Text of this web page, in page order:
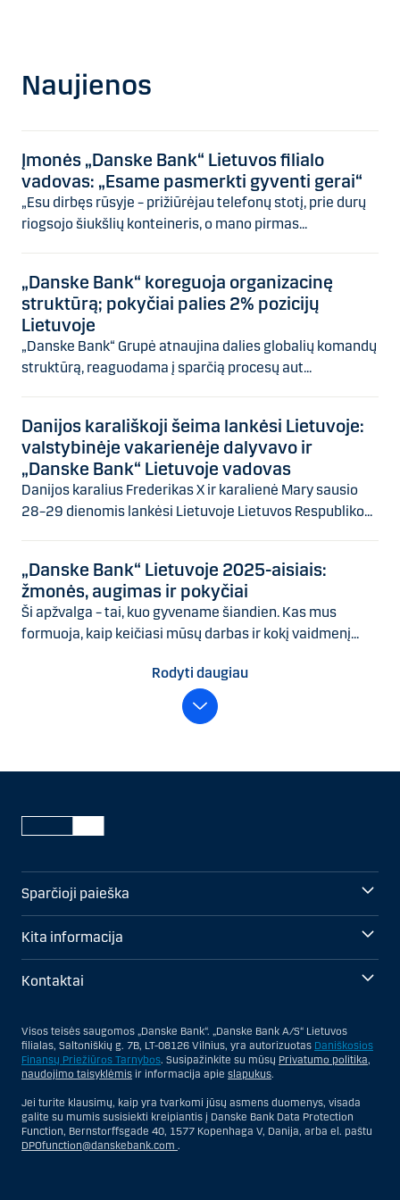
Naujienos
Įmonės „Danske Bank“ Lietuvos filialo
vadovas: „Esame pasmerkti gyventi gerai“
„Esu dirbęs rūsyje – prižiūrėjau telefonų stotį, prie durų
riogsojo šiukšlių konteineris, o mano pirmas...
„Danske Bank“ koreguoja organizacinę
struktūrą; pokyčiai palies 2% pozicijų
Lietuvoje
„Danske Bank“ Grupė atnaujina dalies globalių komandų
struktūrą, reaguodama į sparčią procesų aut...
Danijos karališkoji šeima lankėsi Lietuvoje:
valstybinėje vakarienėje dalyvavo ir
„Danske Bank“ Lietuvoje vadovas
Danijos karalius Frederikas X ir karalienė Mary sausio
28–29 dienomis lankėsi Lietuvoje Lietuvos Respubliko...
„Danske Bank“ Lietuvoje 2025-aisiais:
žmonės, augimas ir pokyčiai
Ši apžvalga – tai, kuo gyvename šiandien. Kas mus
formuoja, kaip keičiasi mūsų darbas ir kokį vaidmenį...
Rodyti daugiau
Sparčioji paieška
Kita informacija
Kontaktai
Visos teisės saugomos „Danske Bank“. „Danske Bank A/S“ Lietuvos
filialas, Saltoniškių g. 7B, LT-08126 Vilnius, yra autorizuotas Daniškosios
Finansų Priežiūros Tarnybos. Susipažinkite su mūsų Privatumo politika,
naudojimo taisyklėmis ir informacija apie slapukus.
Jei turite klausimų, kaip yra tvarkomi jūsų asmens duomenys, visada
galite su mumis susisiekti kreipiantis į Danske Bank Data Protection
Function, Bernstorffsgade 40, 1577 Kopenhaga V, Danija, arba el. paštu
DPOfunction@danskebank.com .